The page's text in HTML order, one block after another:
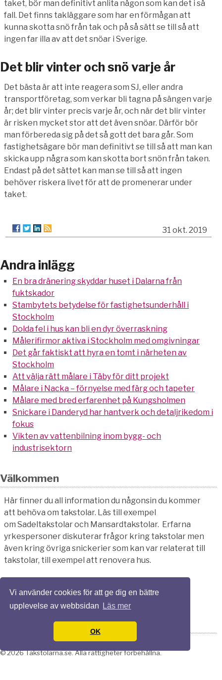
Vi använder cookies för att ge dig en bättre
upplevelse av webbsidan
Läs mer
OK
taket, bör man definitivt anlita någon som kan det i så
fall. Det finns takläggare som har en förmågan att
kunna skotta snö från tak och på så sätt se till så att
ingen far illa av att det snöar i Sverige.
Det blir vinter och snö varje år
Det bästa är att inte reagera som SJ, eller andra
transportföretag, som verkar bli tagna på sängen varje
år; det blir vinter precis varje år, och när det blir vinter
är risken mycket stor att det även snöar. Därför bör
man förbereda sig på det så gott det bara går. Som
fastighetsägare bör man definitivt se till så att man kan
skicka upp några som kan skotta bort snön från taken.
Endast på det sättet kan man se till så att ingen
behöver riskera livet för att de promenerar under
taket.
31 okt. 2019
Andra inlägg
En bra dränering skyddar huset i Dalarna från
fuktskador
Stambytets betydelse för fastighetsunderhåll i
Stockholm
Dolda fel i hus kan bli en dyr överraskning
Målerifirmor aktiva i Stockholm med omgivningar
Det går faktiskt att hyra en tomt i närheten av
Stockholm
Att välja rätt målare i Täby för ditt projekt
Målare i Nacka – förnyelse med färg och tapeter
Målare med bred erfarenhet på Kungsholmen
Snickare i Danderyd har hantverk och detaljrikedom i
fokus
Vikten av vattenbilning inom bygg- och
industrisektorn
Välkommen
Här finner du all information du någonsin du kommer
att behöva om takstolar. Läs till exempel
om Sadeltakstolar och Mansardtakstolar. Erfarna
yrkespersoner diskuterar frågor kring takstolar men
även kring övriga snickerier som kan var relaterat till
takstolar, till exempel att renovera hus.
© 2026 Takstolarna.se. Alla rättigheter förbehållna.